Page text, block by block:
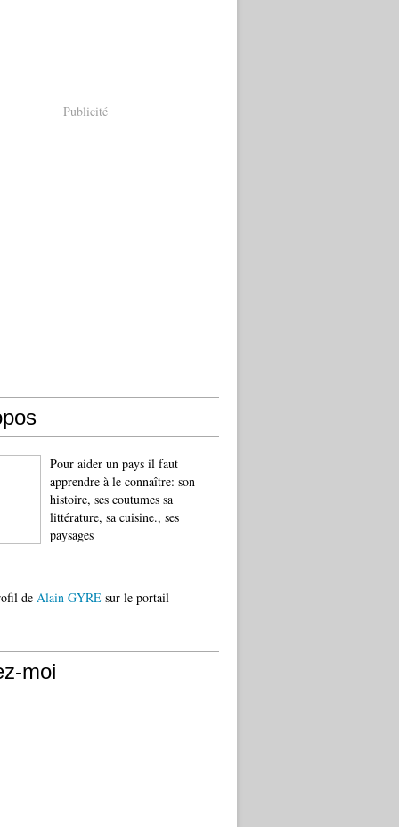
Publicité
Pour aider un pays il faut
apprendre à le connaître: son
histoire, ses coutumes sa
littérature, sa cuisine., ses
paysages
de Alain GYRE sur le portail
moi